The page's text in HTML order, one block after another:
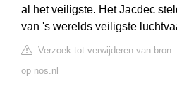
al het veiligste. Het Jacdec
van 's werelds veiligste
Verzoek tot verwijderen van bron
op nos.nl